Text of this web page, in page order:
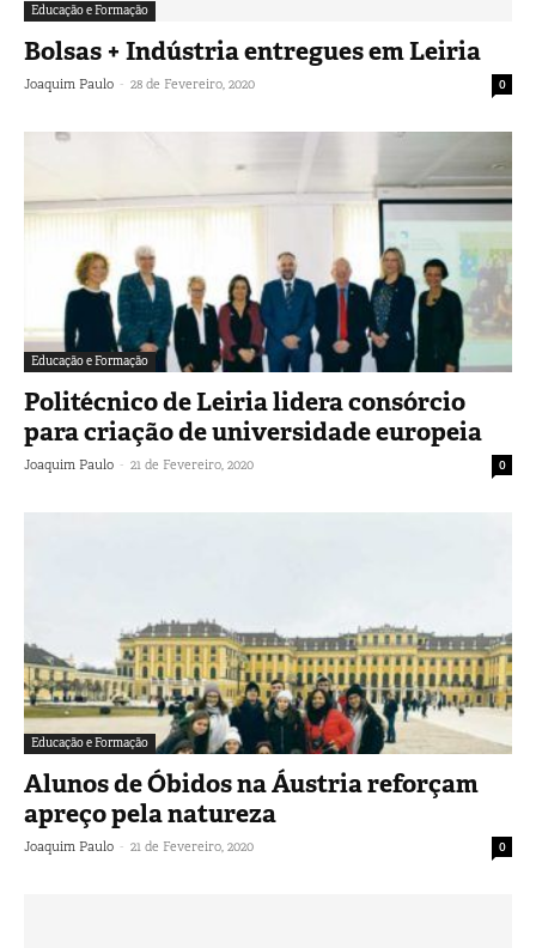
Educação e Formação
Bolsas + Indústria entregues em Leiria
Joaquim Paulo - 28 de Fevereiro, 2020 0
Educação e Formação
Politécnico de Leiria lidera consórcio
para criação de universidade europeia
Joaquim Paulo - 21 de Fevereiro, 2020 0
Educação e Formação
Alunos de Óbidos na Áustria reforçam
apreço pela natureza
Joaquim Paulo - 21 de Fevereiro, 2020 0